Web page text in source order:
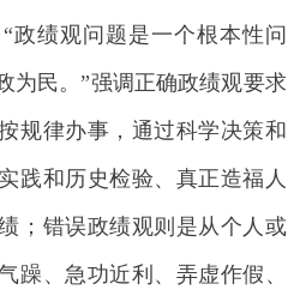
政绩观问题是一个根本性问
为民。”强调正确政绩观要求
规律办事，通过科学决策和
践和历史检验、真正造福人
；错误政绩观则是从个人或
躁、急功近利、弄虚作假、